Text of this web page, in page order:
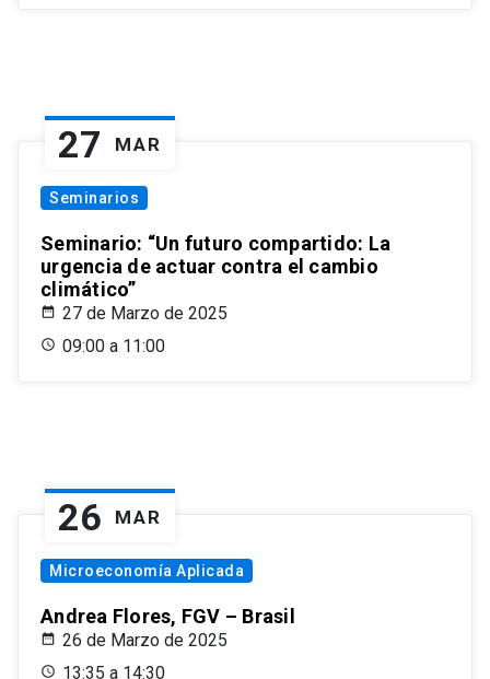
27 MAR
Seminarios
Seminario: “Un futuro compartido: La
urgencia de actuar contra el cambio
climático”
27 de Marzo de 2025
09:00 a 11:00
26 MAR
Microeconomía Aplicada
Andrea Flores, FGV – Brasil
26 de Marzo de 2025
13:35 a 14:30